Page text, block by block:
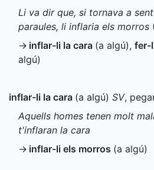
Li va dir que, si tornava a
paraules, li inflaria els morros
→ inflar-li la cara (a algú), fer-
algú)
inflar-li la cara (a algú) SV,
Aquells homes tenen molt
t'inflaran la cara
→ inflar-li els morros (a algú)